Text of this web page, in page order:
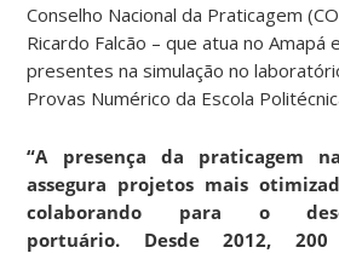
Conselho Nacional da Praticagem
Ricardo Falcão – que atua no Amapá
presentes na simulação no
Provas Numérico da Escola
“A presença da praticagem
assegura projetos mais
colaborando para o
portuário. Desde 2012,